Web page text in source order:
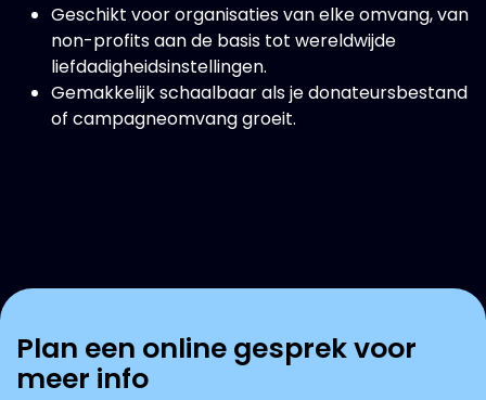
Geschikt voor organisaties van elke omvang, van
non-profits aan de basis tot wereldwijde
liefdadigheidsinstellingen.
Gemakkelijk schaalbaar als je donateursbestand
of campagneomvang groeit.
Plan een online gesprek voor
meer info